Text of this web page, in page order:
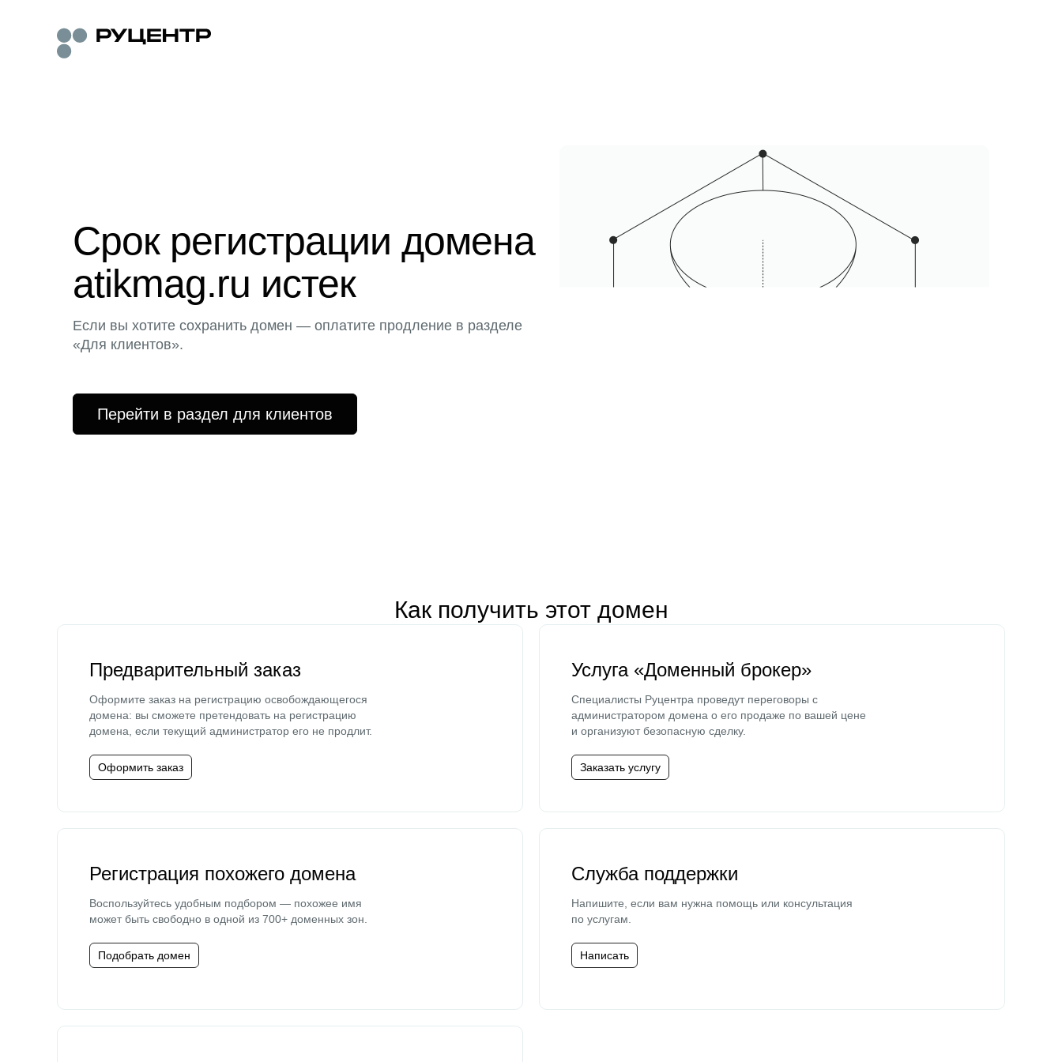
Срок регистрации домена
atikmag.ru истек
Если вы хотите сохранить домен — оплатите продление в разделе
«Для клиентов».
Перейти в раздел для клиентов
Как получить этот домен
Предварительный заказ
Оформите заказ на регистрацию освобождающегося
домена: вы сможете претендовать на регистрацию
домена, если текущий администратор его не продлит.
Оформить заказ
Услуга «Доменный брокер»
Специалисты Руцентра проведут переговоры с
администратором домена о его продаже по вашей цене
и организуют безопасную сделку.
Заказать услугу
Регистрация похожего домена
Воспользуйтесь удобным подбором — похожее имя
может быть свободно в одной из 700+ доменных зон.
Подобрать домен
Служба поддержки
Напишите, если вам нужна помощь или консультация
по услугам.
Написать